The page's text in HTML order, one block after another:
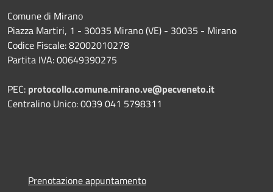
Comune di Mirano
Piazza Martiri, 1 - 30035 Mirano (VE) - 30035 - Mirano
Codice Fiscale: 82002010278
Partita IVA: 00649390275
PEC: protocollo.comune.mirano.ve@pecveneto.it
Centralino Unico: 0039 041 5798311
Prenotazione appuntamento